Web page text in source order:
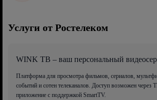
Услуги от Ростелеком
WINK ТВ – ваш персональный
Платформа для просмотра фильмов, сериалов,
событий и сотен телеканалов. Доступ возможен через
приложение с поддержкой SmartTV.